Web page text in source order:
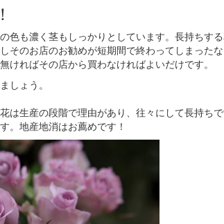
色も濃く茎もしっかりとしています。長持ちす
そのお店のお勧めが短期間で終わってしまった
ければその店から買わなければよいだけです。
しょう。
は生産の段階で理由があり、往々にして長持ち
。地産地消はお薦めです！